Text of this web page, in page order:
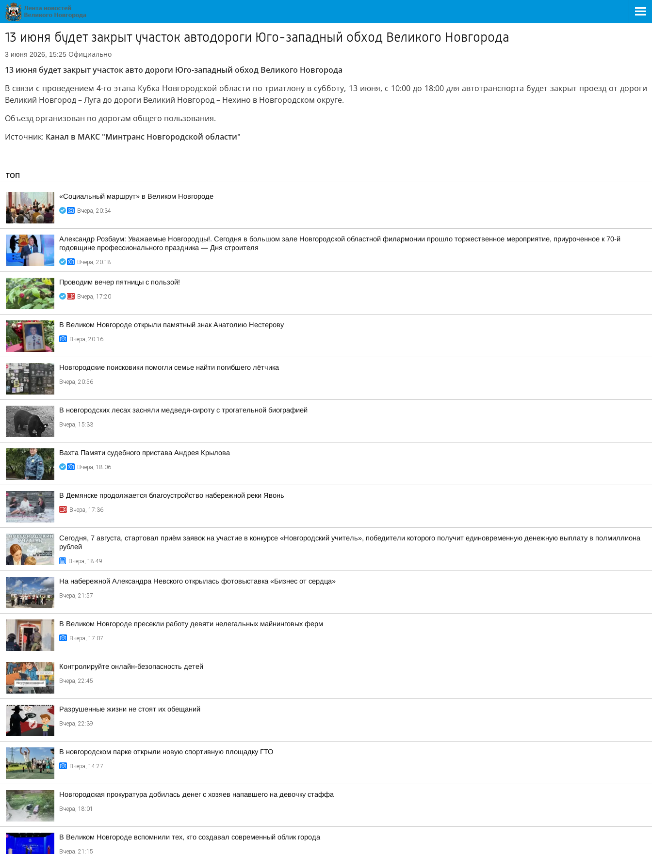
13 июня будет закрыт участок автодороги Юго-западный обход Великого Новгорода
3 июня 2026, 15:25 Официально
13 июня будет закрыт участок авто дороги Юго-западный обход Великого Новгорода
В связи с проведением 4-го этапа Кубка Новгородской области по триатлону в субботу, 13 июня, с 10:00 до 18:00 для автотранспорта будет закрыт проезд от дороги
Великий Новгород – Луга до дороги Великий Новгород – Нехино в Новгородском округе.
Объезд организован по дорогам общего пользования.
Источник: Канал в МАКС "Минтранс Новгородской области"
ТОП
«Социальный маршрут» в Великом Новгороде
Вчера, 20:34
Александр Розбаум: Уважаемые Новгородцы!. Сегодня в большом зале Новгородской областной филармонии прошло торжественное мероприятие, приуроченное к 70-й
годовщине профессионального праздника — Дня строителя
Вчера, 20:18
Проводим вечер пятницы с пользой!
Вчера, 17:20
В Великом Новгороде открыли памятный знак Анатолию Нестерову
Вчера, 20:16
Новгородские поисковики помогли семье найти погибшего лётчика
Вчера, 20:56
В новгородских лесах засняли медведя-сироту с трогательной биографией
Вчера, 15:33
Вахта Памяти судебного пристава Андрея Крылова
Вчера, 18:06
В Демянске продолжается благоустройство набережной реки Явонь
Вчера, 17:36
Сегодня, 7 августа, стартовал приём заявок на участие в конкурсе «Новгородский учитель», победители которого получит единовременную денежную выплату в полмиллиона
рублей
Вчера, 18:49
На набережной Александра Невского открылась фотовыставка «Бизнес от сердца»
Вчера, 21:57
В Великом Новгороде пресекли работу девяти нелегальных майнинговых ферм
Вчера, 17:07
Контролируйте онлайн-безопасность детей
Вчера, 22:45
Разрушенные жизни не стоят их обещаний
Вчера, 22:39
В новгородском парке открыли новую спортивную площадку ГТО
Вчера, 14:27
Новгородская прокуратура добилась денег с хозяев напавшего на девочку стаффа
Вчера, 18:01
В Великом Новгороде вспомнили тех, кто создавал современный облик города
Вчера, 21:15